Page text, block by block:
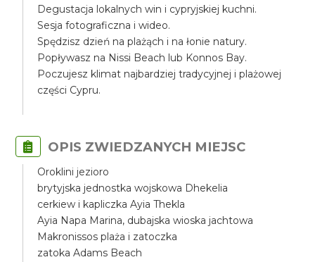
Degustacja lokalnych win i cypryjskiej kuchni.
Sesja fotograficzna i wideo.
Spędzisz dzień na plażąch i na łonie natury.
Popływasz na Nissi Beach lub Konnos Bay.
Poczujesz klimat najbardziej tradycyjnej i plażowej
części Cypru.
OPIS ZWIEDZANYCH MIEJSC
Oroklini jezioro
brytyjska jednostka wojskowa Dhekelia
cerkiew i kapliczka Ayia Thekla
Ayia Napa Marina, dubajska wioska jachtowa
Makronissos plaża i zatoczka
zatoka Adams Beach